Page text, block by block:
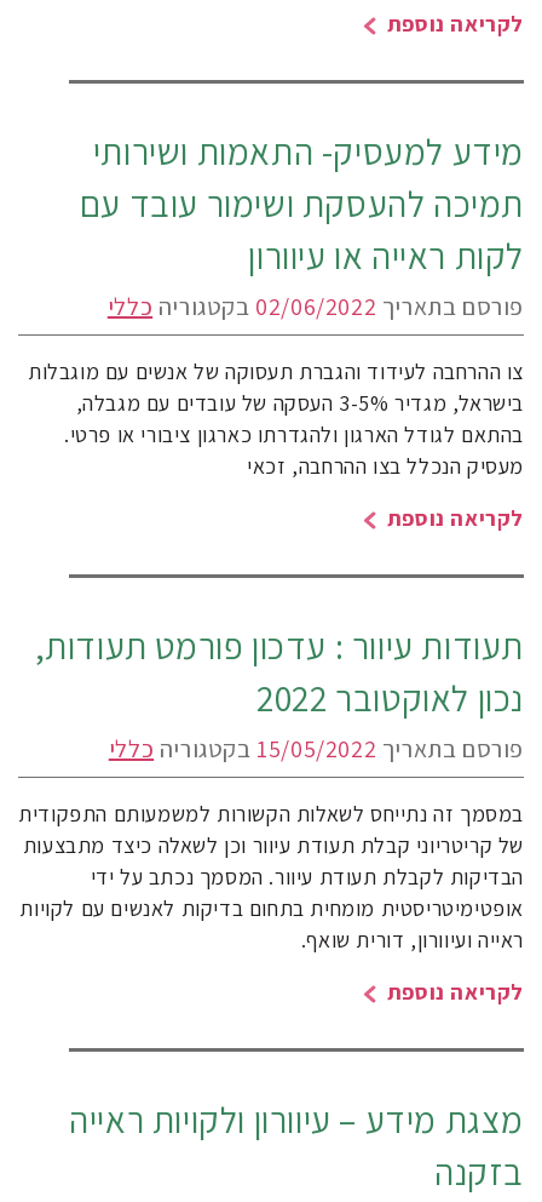
לקריאה נוספת
מידע למעסיק- התאמות ושירותי
תמיכה להעסקת ושימור עובד עם
לקות ראייה או עיוורון
פורסם בתאריך 02/06/2022 בקטגוריה כללי
צו ההרחבה לעידוד והגברת תעסוקה של אנשים עם מוגבלות
בישראל, מגדיר 3-5% העסקה של עובדים עם מגבלה,
בהתאם לגודל הארגון ולהגדרתו כארגון ציבורי או פרטי.
מעסיק הנכלל בצו ההרחבה, זכאי
לקריאה נוספת
תעודות עיוור : עדכון פורמט תעודות,
נכון לאוקטובר 2022
פורסם בתאריך 15/05/2022 בקטגוריה כללי
במסמך זה נתייחס לשאלות הקשורות למשמעותם התפקודית
של קריטריוני קבלת תעודת עיוור וכן לשאלה כיצד מתבצעות
הבדיקות לקבלת תעודת עיוור. המסמך נכתב על ידי
אופטימיטריסטית מומחית בתחום בדיקות לאנשים עם לקויות
ראייה ועיוורון, דורית שואף.
לקריאה נוספת
מצגת מידע – עיוורון ולקויות ראייה
בזקנה